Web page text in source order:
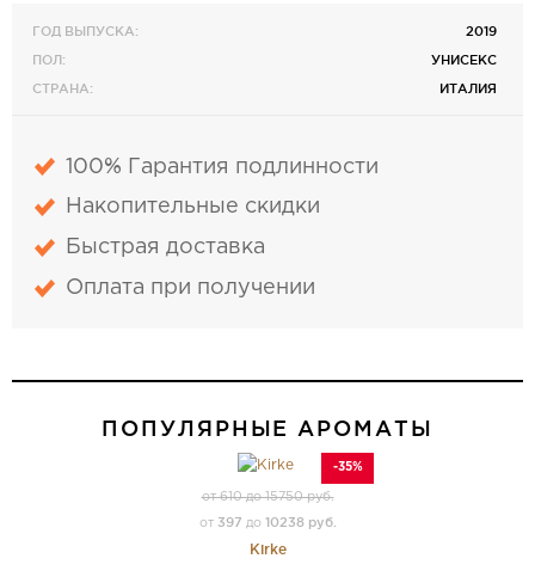
ГОД ВЫПУСКА:
2019
ПОЛ:
УНИСЕКС
СТРАНА:
ИТАЛИЯ
100% Гарантия подлинности
Накопительные скидки
Быстрая доставка
Оплата при получении
ПОПУЛЯРНЫЕ АРОМАТЫ
-35%
от 610 до 15750 руб.
от 397 до 10238 руб.
Kirke